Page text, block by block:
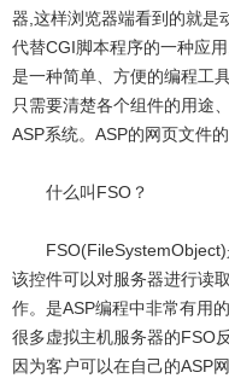
器,这样浏览器端看到的就是
代替CGI脚本程序的一种应
是一种简单、方便的编程工
只需要清楚各个组件的用途
ASP系统。ASP的网页文件的
什么叫FSO？
FSO(FileSystemObject)
该控件可以对服务器进行读
作。是ASP编程中非常有用
很多虚拟主机服务器的FSO
因为客户可以在自己的ASP